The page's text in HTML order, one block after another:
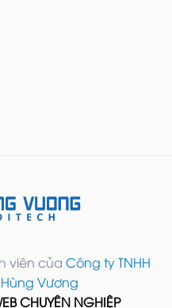
viên của Công ty TNHH
Vương
CHUYÊN NGHIỆP